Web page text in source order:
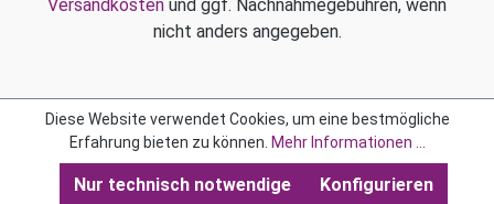
Versandkosten und ggf. Nachnahmegebühren, wenn
nicht anders angegeben.
Diese Website verwendet Cookies, um eine bestmögliche
Erfahrung bieten zu können. Mehr Informationen ...
Nur technisch notwendige Konfigurieren